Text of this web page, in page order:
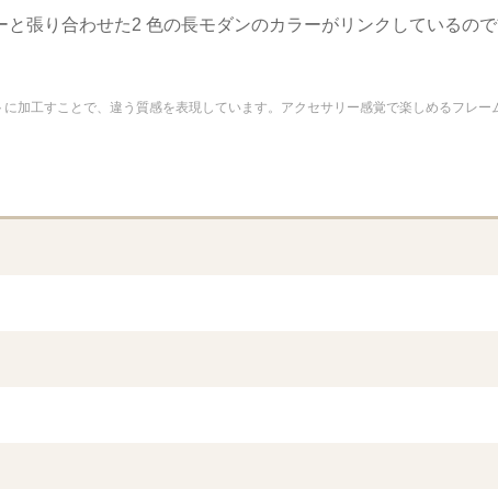
張り合わせた2 色の長モダンのカラーがリンクしているの
加工すことで、違う質感を表現しています。アクセサリー感覚で楽しめるフレー